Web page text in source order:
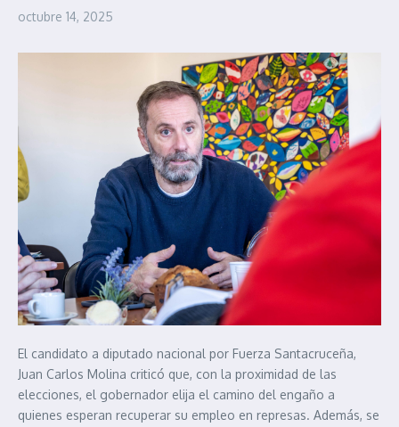
octubre 14, 2025
El candidato a diputado nacional por Fuerza Santacruceña,
Juan Carlos Molina criticó que, con la proximidad de las
elecciones, el gobernador elija el camino del engaño a
quienes esperan recuperar su empleo en represas. Además, se